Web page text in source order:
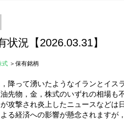
状況【2026.03.31】
式 ＞保有銘柄
降って湧いたようなイランとイス
先物，金，株式のいずれの相場も
攻撃され炎上したニュースなどは
る経済への影響が懸念されますが